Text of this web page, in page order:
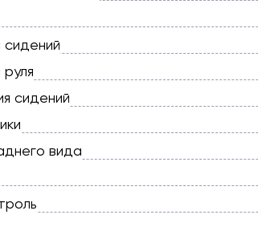
сидений
руля
сидений
вида